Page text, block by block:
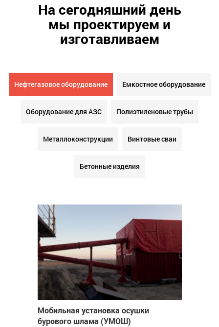
На сегодняшний день
мы проектируем и
изготавливаем
Нефтегазовое оборудование Емкостное оборудование
Оборудование для АЗС Полиэтиленовые трубы
Металлоконструкции Винтовые сваи
Бетонные изделия
Мобильная установка осушки
бурового шлама (УМОШ)